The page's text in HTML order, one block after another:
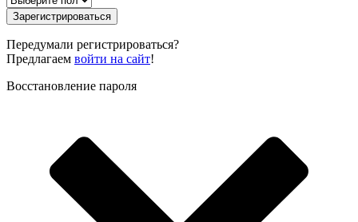
Зарегистрироваться
Передумали регистрироваться?
Предлагаем войти на сайт!
Восстановление пароля